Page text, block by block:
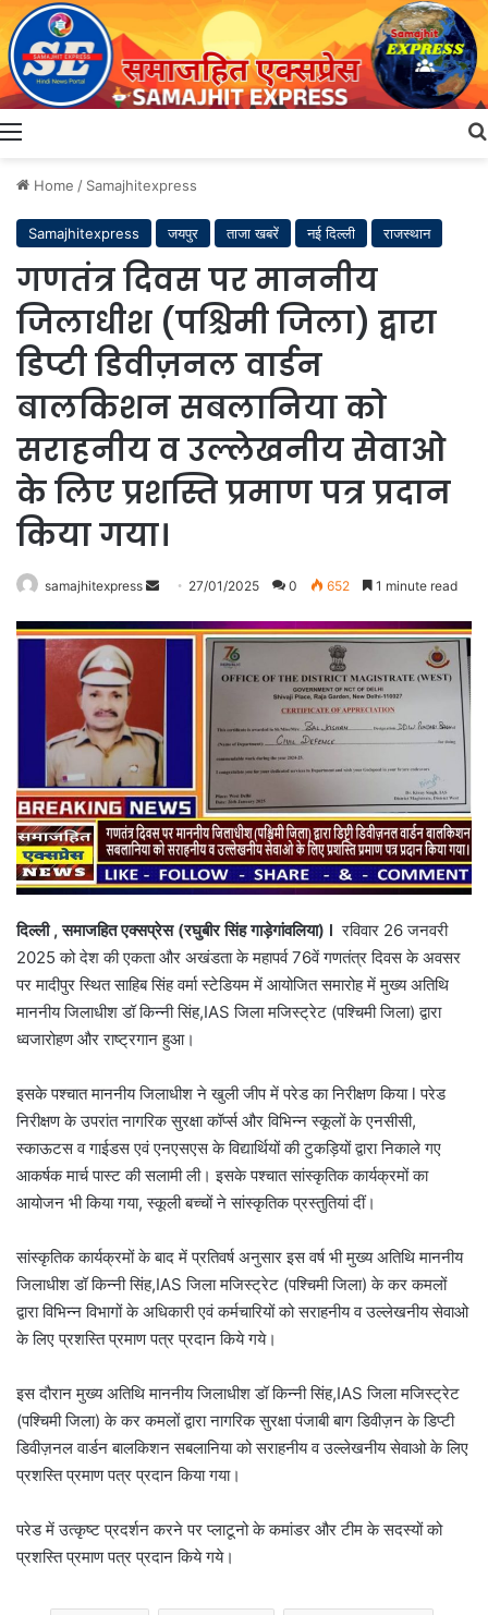
Menu
Home / Samajhitexpress
Samajhitexpress जयपुर ताजा खबरें नई दिल्ली राजस्थान
गणतंत्र दिवस पर माननीय
जिलाधीश (पश्चिमी जिला) द्वारा
डिप्टी डिवीज़नल वार्डन
बालकिशन सबलानिया को
सराहनीय व उल्लेखनीय सेवाओ
के लिए प्रशस्ति प्रमाण पत्र प्रदान
किया गया।
samajhitexpress
Send
email
27/01/2025 0 652 1 minute read
दिल्ली , समाजहित एक्सप्रेस (रघुबीर सिंह गाड़ेगांवलिया) lरविवार 26 जनवरी
2025 को देश की एकता और अखंडता के महापर्व 76वें गणतंत्र दिवस के अवसर
पर मादीपुर स्थित साहिब सिंह वर्मा स्टेडियम में आयोजित समारोह में मुख्य अतिथि
माननीय जिलाधीश डॉ किन्नी सिंह,IAS जिला मजिस्ट्रेट (पश्चिमी जिला) द्वारा
ध्वजारोहण और राष्ट्रगान हुआ।
इसके पश्चात माननीय जिलाधीश ने खुली जीप में परेड का निरीक्षण किया l परेड
निरीक्षण के उपरांत नागरिक सुरक्षा कॉर्प्स और विभिन्न स्कूलों के एनसीसी,
स्काऊटस व गाईडस एवं एनएसएस के विद्यार्थियों की टुकड़ियों द्वारा निकाले गए
आकर्षक मार्च पास्ट की सलामी ली। इसके पश्चात सांस्कृतिक कार्यक्रमों का
आयोजन भी किया गया, स्कूली बच्चों ने सांस्कृतिक प्रस्तुतियां दीं।
सांस्कृतिक कार्यक्रमों के बाद में प्रतिवर्ष अनुसार इस वर्ष भी मुख्य अतिथि माननीय
जिलाधीश डॉ किन्नी सिंह,IAS जिला मजिस्ट्रेट (पश्चिमी जिला) के कर कमलों
द्वारा विभिन्न विभागों के अधिकारी एवं कर्मचारियों को सराहनीय व उल्लेखनीय सेवाओ
के लिए प्रशस्ति प्रमाण पत्र प्रदान किये गये।
इस दौरान मुख्य अतिथि माननीय जिलाधीश डॉ किन्नी सिंह,IAS जिला मजिस्ट्रेट
(पश्चिमी जिला) के कर कमलों द्वारा नागरिक सुरक्षा पंजाबी बाग डिवीज़न के डिप्टी
डिवीज़नल वार्डन बालकिशन सबलानिया को सराहनीय व उल्लेखनीय सेवाओ के लिए
प्रशस्ति प्रमाण पत्र प्रदान किया गया।
परेड में उत्कृष्ट प्रदर्शन करने पर प्लाटूनो के कमांडर और टीम के सदस्यों को
प्रशस्ति प्रमाण पत्र प्रदान किये गये।